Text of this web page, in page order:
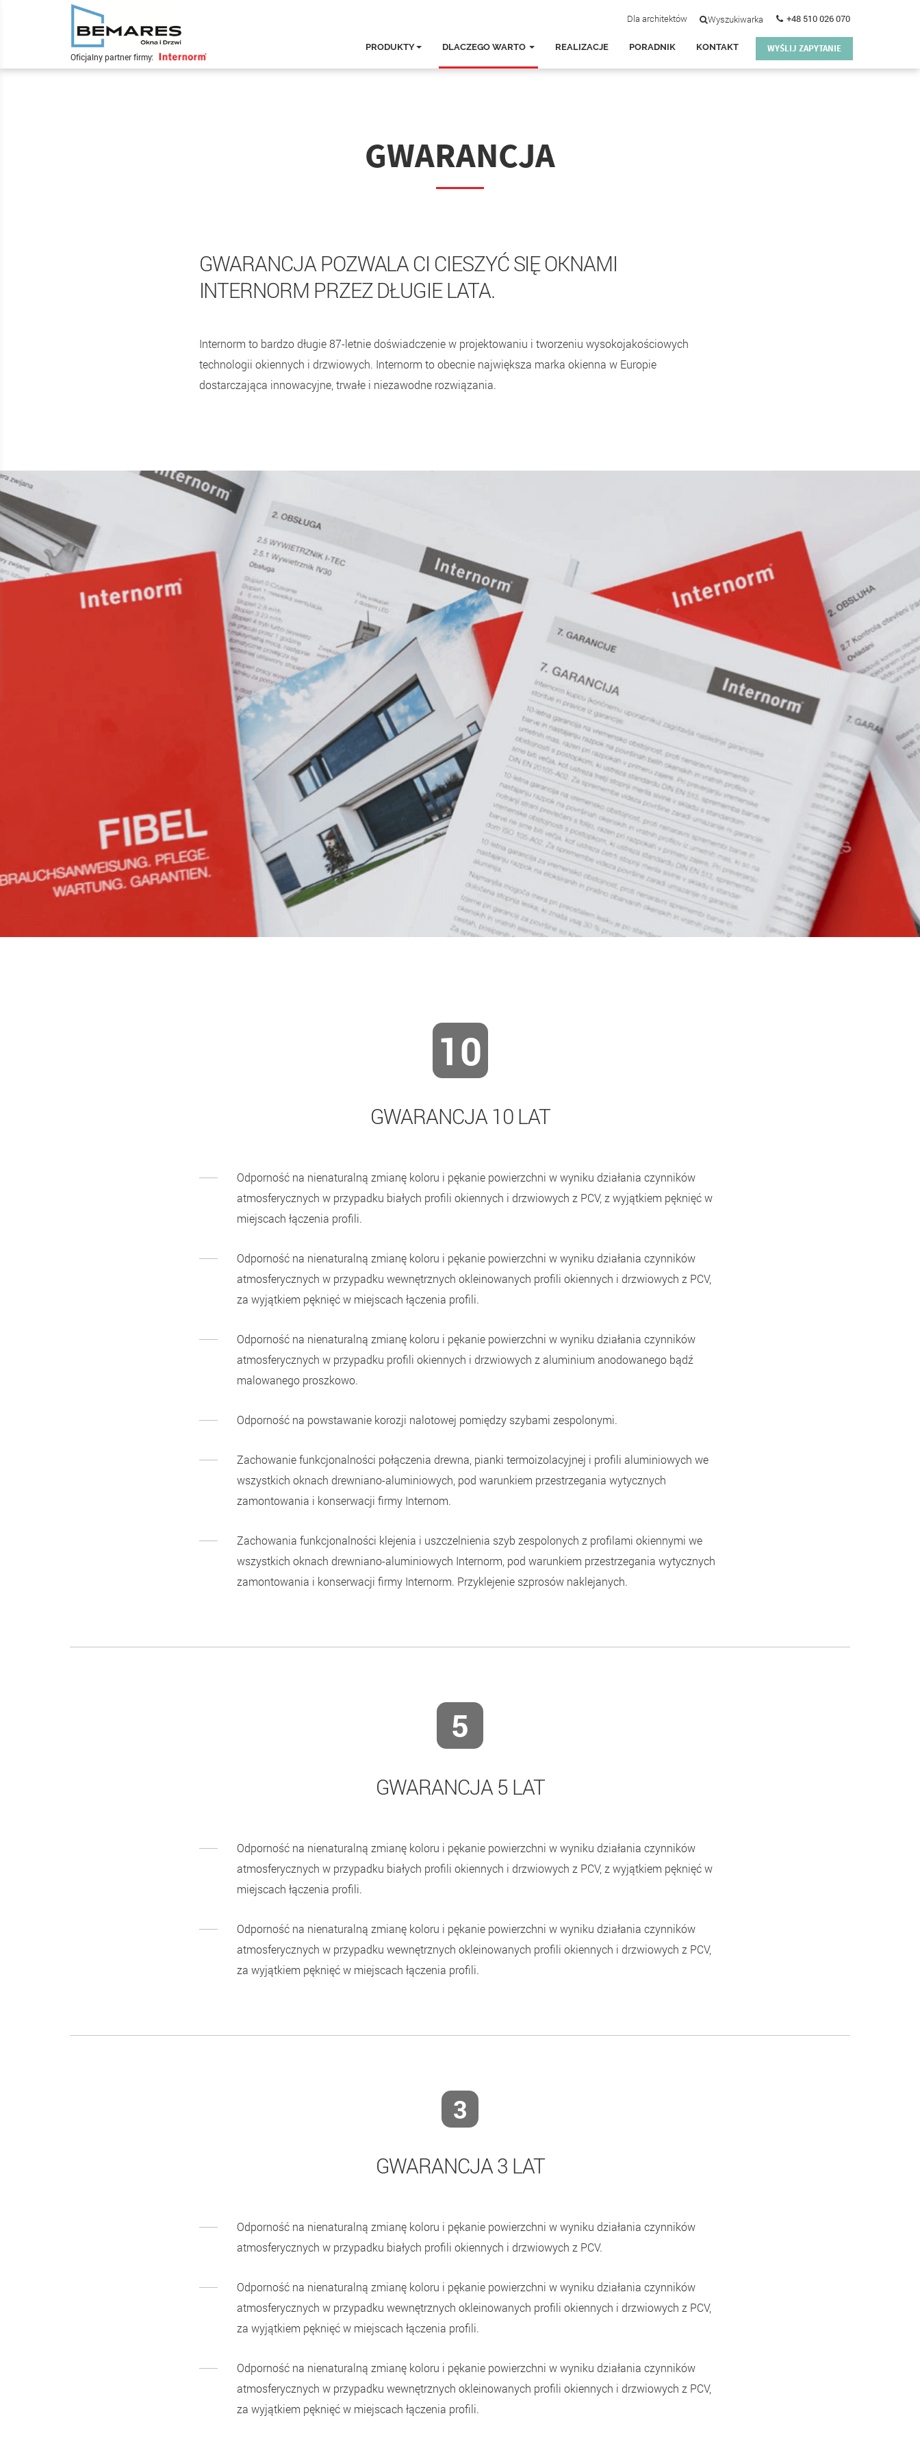
Dla architektów Wyszukiwarka +48 510 026 070
Oficjalny partner firmy:
PRODUKTY DLACZEGO WARTO REALIZACJE PORADNIK KONTAKT WYŚLIJ ZAPYTANIE
GWARANCJA
GWARANCJA POZWALA CI CIESZYĆ SIĘ OKNAMI
INTERNORM PRZEZ DŁUGIE LATA.
Internorm to bardzo długie 87-letnie doświadczenie w projektowaniu i tworzeniu wysokojakościowych
technologii okiennych i drzwiowych. Internorm to obecnie największa marka okienna w Europie
dostarczająca innowacyjne, trwałe i niezawodne rozwiązania.
10
GWARANCJA 10 LAT
Odporność na nienaturalną zmianę koloru i pękanie powierzchni w wyniku działania czynników
atmosferycznych w przypadku białych profili okiennych i drzwiowych z PCV, z wyjątkiem pęknięć w
miejscach łączenia profili.
Odporność na nienaturalną zmianę koloru i pękanie powierzchni w wyniku działania czynników
atmosferycznych w przypadku wewnętrznych okleinowanych profili okiennych i drzwiowych z PCV,
za wyjątkiem pęknięć w miejscach łączenia profili.
Odporność na nienaturalną zmianę koloru i pękanie powierzchni w wyniku działania czynników
atmosferycznych w przypadku profili okiennych i drzwiowych z aluminium anodowanego bądź
malowanego proszkowo.
Odporność na powstawanie korozji nalotowej pomiędzy szybami zespolonymi.
Zachowanie funkcjonalności połączenia drewna, pianki termoizolacyjnej i profili aluminiowych we
wszystkich oknach drewniano-aluminiowych, pod warunkiem przestrzegania wytycznych
zamontowania i konserwacji firmy Internom.
Zachowania funkcjonalności klejenia i uszczelnienia szyb zespolonych z profilami okiennymi we
wszystkich oknach drewniano-aluminiowych Internorm, pod warunkiem przestrzegania wytycznych
zamontowania i konserwacji firmy Internorm. Przyklejenie szprosów naklejanych.
5
GWARANCJA 5 LAT
Odporność na nienaturalną zmianę koloru i pękanie powierzchni w wyniku działania czynników
atmosferycznych w przypadku białych profili okiennych i drzwiowych z PCV, z wyjątkiem pęknięć w
miejscach łączenia profili.
Odporność na nienaturalną zmianę koloru i pękanie powierzchni w wyniku działania czynników
atmosferycznych w przypadku wewnętrznych okleinowanych profili okiennych i drzwiowych z PCV,
za wyjątkiem pęknięć w miejscach łączenia profili.
3
GWARANCJA 3 LAT
Odporność na nienaturalną zmianę koloru i pękanie powierzchni w wyniku działania czynników
atmosferycznych w przypadku białych profili okiennych i drzwiowych z PCV.
Odporność na nienaturalną zmianę koloru i pękanie powierzchni w wyniku działania czynników
atmosferycznych w przypadku wewnętrznych okleinowanych profili okiennych i drzwiowych z PCV,
za wyjątkiem pęknięć w miejscach łączenia profili.
Odporność na nienaturalną zmianę koloru i pękanie powierzchni w wyniku działania czynników
atmosferycznych w przypadku wewnętrznych okleinowanych profili okiennych i drzwiowych z PCV,
za wyjątkiem pęknięć w miejscach łączenia profili.